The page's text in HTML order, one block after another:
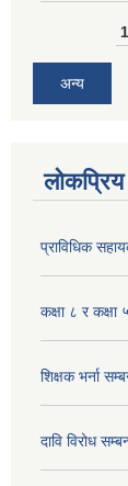
Pages1
अन्य
लोकप्रिय
प्राविधिक
कक्षा ८ र
शिक्षक भर्ना
दावि विरोध